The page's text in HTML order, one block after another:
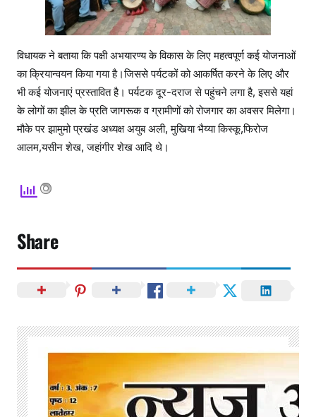
विधायक ने बताया कि पक्षी अभयारण्य के विकास के लिए महत्वपूर्ण कई योजनाओं
का क्रियान्वयन किया गया है।जिससे पर्यटकों को आकर्षित करने के लिए और
भी कई योजनाएं प्रस्तावित है। पर्यटक दूर-दराज से पहुंचने लगा है, इससे यहां
के लोगों का झील के प्रति जागरूक व ग्रामीणों को रोजगार का अवसर मिलेगा।
मौके पर झामुमो प्रखंड अध्यक्ष अयुब अली, मुखिया भैय्या किस्कू,फिरोज
आलम,यसीन शेख, जहांगीर शेख आदि थे।
Share